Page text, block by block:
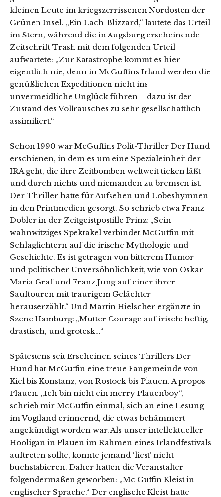
kleinen Leute im kriegszerrissenen Nordosten der
Grünen Insel. „Ein Lach-Blizzard,“ lautete das Urteil
im Stern, während die in Augsburg erscheinende
Zeitschrift Trash mit dem folgenden Urteil
aufwartete: „Zur Katastrophe kommt es hier
eigentlich nie, denn in McGuffins Irland werden die
genüßlichen Expeditionen nicht ins
unvermeidliche Unglück führen – dazu ist der
Zustand des Vollrausches zu sehr gesellschaftlich
assimiliert.“
Schon 1990 war McGuffins Polit-Thriller Der Hund
erschienen, in dem es um eine Spezialeinheit der
IRA geht, die ihre Zeitbomben weltweit ticken läßt
und durch nichts und niemanden zu bremsen ist.
Der Thriller hatte für Aufsehen und Lobeshymnen
in den Printmedien gesorgt. So schrieb etwa Franz
Dobler in der Zeitgeistpostille Prinz: „Sein
wahnwitziges Spektakel verbindet McGuffin mit
Schlaglichtern auf die irische Mythologie und
Geschichte. Es ist getragen von bitterem Humor
und politischer Unversöhnlichkeit, wie von Oskar
Maria Graf und Franz Jung auf einer ihrer
Sauftouren mit traurigem Gelächter
herauserzählt.“ Und Martin Hielscher ergänzte in
Szene Hamburg: „Mutter Courage auf irisch: heftig,
drastisch, und grotesk…“
Spätestens seit Erscheinen seines Thrillers Der
Hund hat McGuffin eine treue Fangemeinde von
Kiel bis Konstanz, von Rostock bis Plauen. A propos
Plauen. „Ich bin nicht ein merry Plauenboy“,
schrieb mir McGuffin einmal, sich an eine Lesung
im Vogtland erinnernd, die etwas behämmert
angekündigt worden war. Als unser intellektueller
Hooligan in Plauen im Rahmen eines Irlandfestivals
auftreten sollte, konnte jemand ‘liest’ nicht
buchstabieren. Daher hatten die Veranstalter
folgendermaßen geworben: „Mc Guffin Kleist in
englischer Sprache.“ Der englische Kleist hatte